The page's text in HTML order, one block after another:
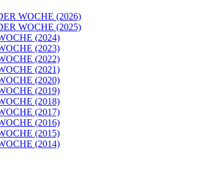
WOCHE (2026)
WOCHE (2025)
(2024)
(2023)
(2022)
(2021)
(2020)
(2019)
(2018)
(2017)
(2016)
(2015)
(2014)